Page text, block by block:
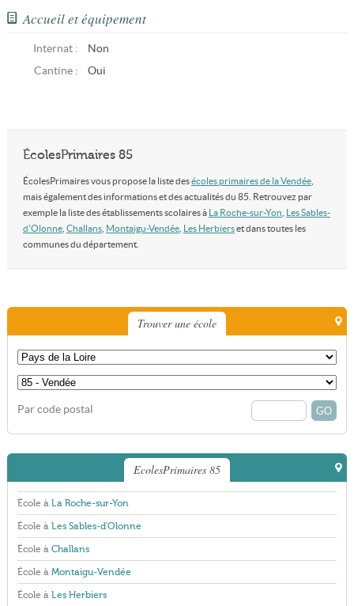
Accueil et équipement
Internat :
Non
Cantine :
Oui
ÉcolesPrimaires 85
ÉcolesPrimaires vous propose la liste desécoles primaires de la Vendée,
mais également des informations et des actualités du 85. Retrouvez par
exemple la liste des établissements scolaires à La Roche-sur-Yon Les Sables-
d'Olonne, Challans, Montaigu-Vendée, Les Herbierset dans toutes les
communes du département.
Trouver une école
Par code postal
EcolesPrimaires 85
École à La Roche-sur-Yon
École à Les Sables-d'Olonne
École à Challans
École à Montaigu-Vendée
École à Les Herbiers